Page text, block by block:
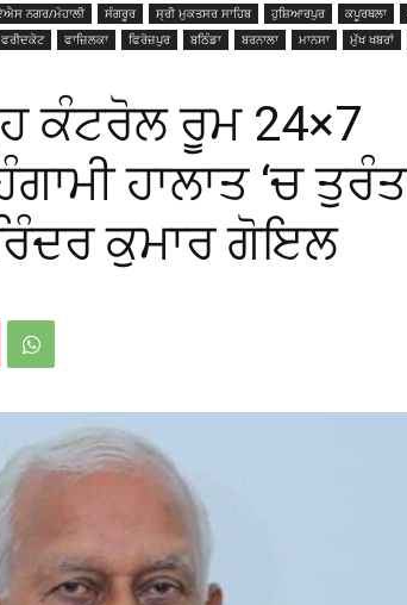
ਨਗਰ/ਮੋਹਾਲੀ ਸੰਗਰੂਰ ਸ੍ਰੀ ਮੁਕਤਸਰ ਸਾਹਿਬ ਹੁਸ਼ਿਆਰਪੁਰ ਕਪੂਰਥਲਾ
ਫਰੀਦਕੋਟ ਫਾਜ਼ਿਲਕਾ ਫਿਰੋਜ਼ਪੁਰ ਬਠਿੰਡਾ ਬਰਨਾਲਾ ਮਾਨਸਾ ਮੁੱਖ ਖਬਰਾਂ
ਕੰਟਰੋਲ ਰੂਮ 24×7
ਹਾਲਾਤ ‘ਚ ਤੁਰੰਤ
ਕੁਮਾਰ ਗੋਇਲ